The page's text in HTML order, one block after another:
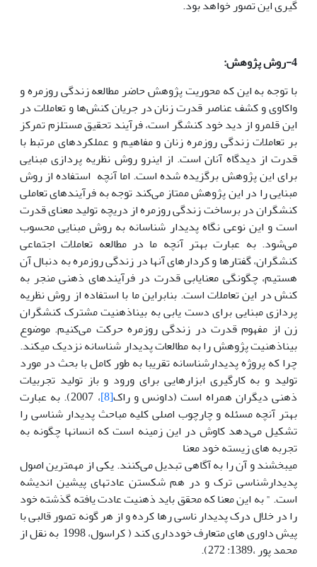
گیری این تصور خواهد بود.
4-روش پژوهش:
با توجه به این که محوریت پژوهش حاضر مطالعه زندگی روزمره و
واکاوی و کشف عناصر قدرت زنان در جریان کنش‌ها و تعاملات در
این قلمرو از دید خود کنشگر است، فرآیند تحقیق مستلزم تمرکز
بر تعاملات زندگی روزمره زنان و مفاهیم و عملکردهای مرتبط با
قدرت از دیدگاه آنان است. از این­رو روش نظریه پردازی مبنایی
برای این پژوهش برگزیده شده است. اما آنچه استفاده از روش
مبنایی را در این پژوهش ممتاز می‌کند توجه به فرآیندهای تعاملی
کنشگران در برساخت زندگی روزمره از دریچه تولید معنای قدرت
است و این نوعی نگاه پدیدار شناسانه به روش مبنایی محسوب
می‌شود. به عبارت بهتر آنچه ما در مطالعه تعاملات اجتماعی
کنشگران، گفتارها و کردارهای آن­ها در زندگی روزمره به دنبال آن
هستیم، چگونگی معنایابی قدرت در فرآیندهای ذهنی منجر به
کنش در این تعاملات است. بنابراین ما با استفاده از روش نظریه
پردازی مبنایی برای دست یابی به بیناذهنیت مشترک کنشگران
زن از مفهوم قدرت در زندگی روزمره حرکت می‌کنیم. موضوع
بیناذهنیت پژوهش را به مطالعات پدیدار شناسانه نزدیک می­کند.
چرا که پروژه پدیدارشناسانه تقریبا به طور کامل با بحث در مورد
تولید و به کارگیری ابزارهایی برای ورود و باز تولید تجربیات
ذهنی دیگران همراه است (داونس و راک[8]
، 2007). به عبارت
بهتر آنچه مسئله و چارچوب اصلی کلیه مباحث پدیدار شناسی را
تشکیل می‌دهد کاوش در این زمینه است که انسان­ها چگونه به
تجربه های زیسته خود معنا
می­بخشند و آن را به آگاهی تبدیل می‌کنند. یکی از مهمترین اصول
پدیدارشناسی ترک و در هم شکستن عادتهای پیشین اندیشه
است. " به این معنا که محقق باید ذهنیت عادت یافته گذشته خود
را در خلال درک پدیدار ناسی رها کرده و از هر گونه تصور قالبی با
پیش داوری های متعارف خودداری کند ( کراسول، 1998 به نقل از
محمد پور ،1389: 272).